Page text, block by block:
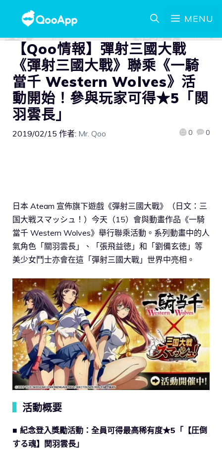
MENU
【Qoo情報】彈射三國大戰
《彈射三國大戰》聯乘《一騎
當千 Western Wolves》活
動開始！參與玩家可得★5「関
羽雲長」
2019/02/15 作者: Mr. Qoo 0 0
日本 Ateam 宣佈旗下遊戲《彈射三國大戰》（日文：三
国大戦スマッシュ！）今天（15）會與動畫作品《一騎
當千 Western Wolves》舉行聯乘活動。系列動畫中的人
氣角色「關羽雲長」、「張飛益徳」和「劉備玄徳」等
美少女鬥士亦會在這「彈射三國大戰」世界中亮相。
活動概要
■ 紀念登入獎勵活動：全員可得最高稀有度★5「【圧倒
する魂】関羽雲長」